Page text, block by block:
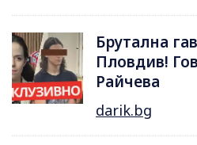
Брутална
Пловдив!
Райчева
darik.bg